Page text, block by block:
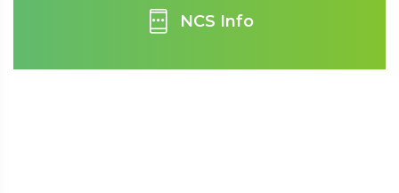
NCS Info